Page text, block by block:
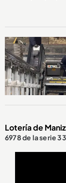
Lotería de
6978 de la serie